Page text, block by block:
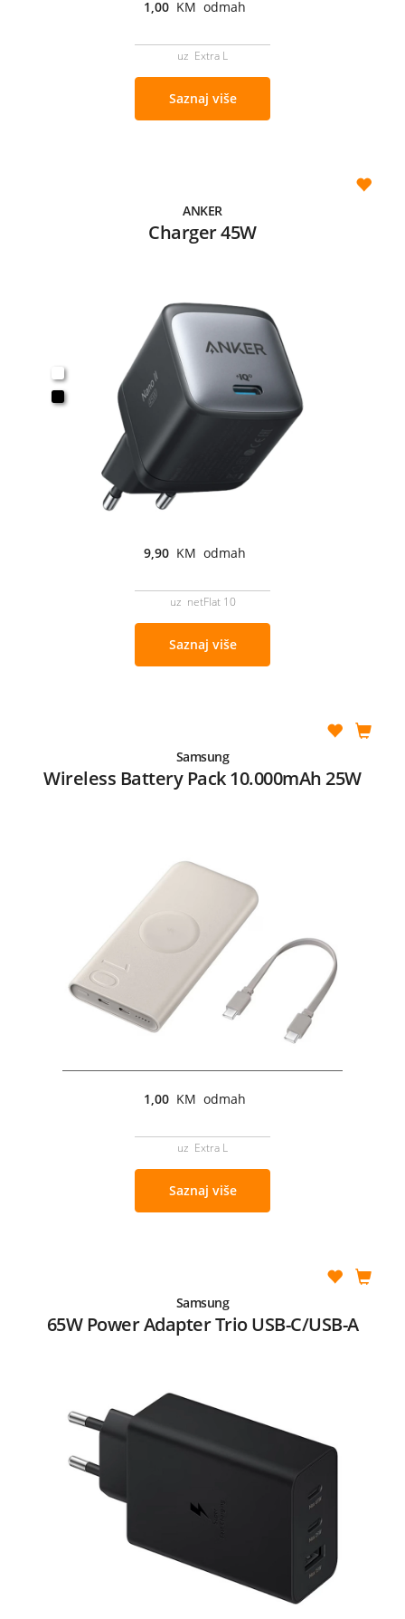
1,00 KM odmah
uz Extra L
Saznaj više
ANKER
Charger 45W
9,90 KM odmah
uz netFlat 10
Saznaj više
Samsung
Wireless Battery Pack 10.000mAh 25W
1,00 KM odmah
uz Extra L
Saznaj više
Samsung
65W Power Adapter Trio USB-C/USB-A